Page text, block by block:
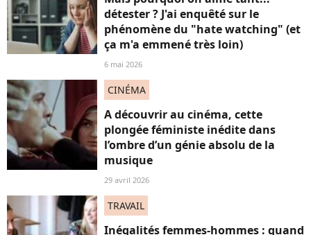
détester ? J'ai enquêté sur le
phénomène du "hate watching" (et
ça m'a emmené très loin)
6 mai 2026
CINÉMA
A découvrir au cinéma, cette
plongée féministe inédite dans
l’ombre d’un génie absolu de la
musique
29 avril 2026
TRAVAIL
Inégalités femmes-hommes : quand